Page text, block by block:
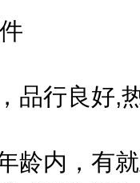
行良好,
内，有就